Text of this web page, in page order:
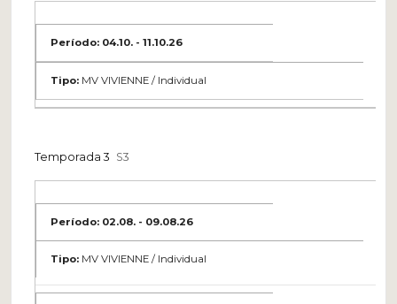
04.10. - 11.10.26
MV VIVIENNE / Individual
Temporada 3 S3
02.08. - 09.08.26
MV VIVIENNE / Individual